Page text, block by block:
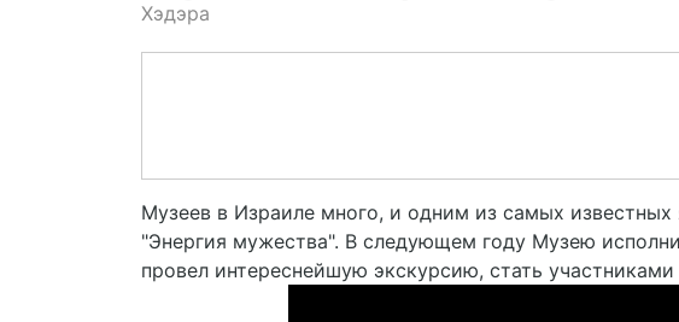
Хэдэра
Музеев в Израиле много, и одним из самых
"Энергия мужества". В следующем году Музею
провел интереснейшую экскурсию, стать